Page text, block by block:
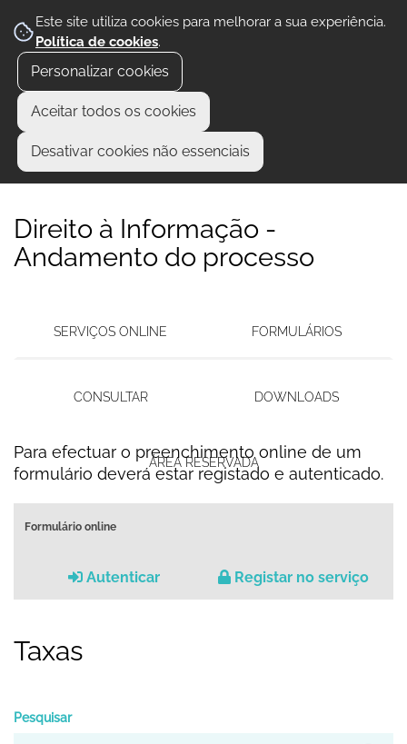
Este site utiliza cookies para melhorar a sua experiência.
Política de cookies.
Personalizar cookies
Aceitar todos os cookies
Desativar cookies não essenciais
Direito à Informação -
Andamento do processo
SERVIÇOS ONLINE FORMULÁRIOS
CONSULTAR DOWNLOADS
ÁREA RESERVADA
Para efectuar o preenchimento online de um
formulário deverá estar registado e autenticado.
Formulário online
Autenticar Registar no serviço
Taxas
Pesquisar